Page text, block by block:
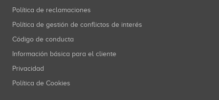
Política de reclamaciones
Política de gestión de conflictos de interés
Código de conducta
Información básica para el cliente
Privacidad
Política de Cookies